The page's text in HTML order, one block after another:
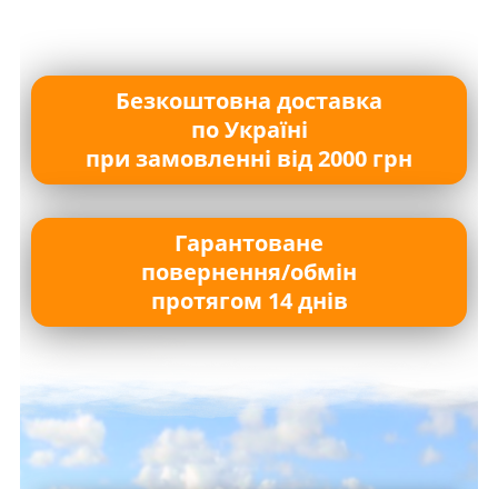
Безкоштовна доставка
по Україні
при замовленні від 2000 грн
Гарантоване
повернення/обмін
протягом 14 днів